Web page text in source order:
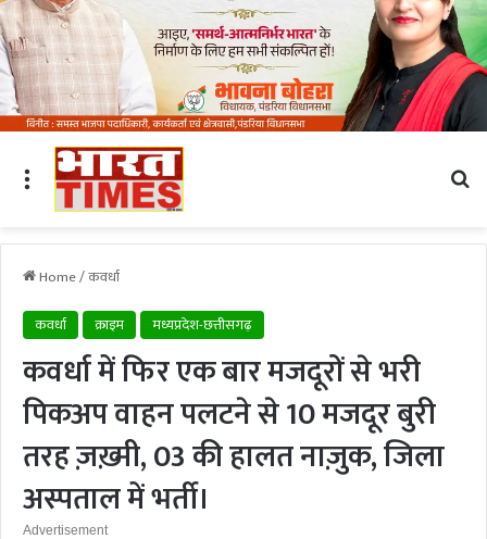
Menu
Home/कवर्धा
कवर्धा
क्राइम मध्यप्रदेश-छत्तीसगढ़
कवर्धा में फिर एक बार मजदूरों से भरी
पिकअप वाहन पलटने से 10 मजदूर बुरी
तरह ज़ख़्मी, 03 की हालत नाज़ुक, जिला
अस्पताल में भर्ती।
Advertisement